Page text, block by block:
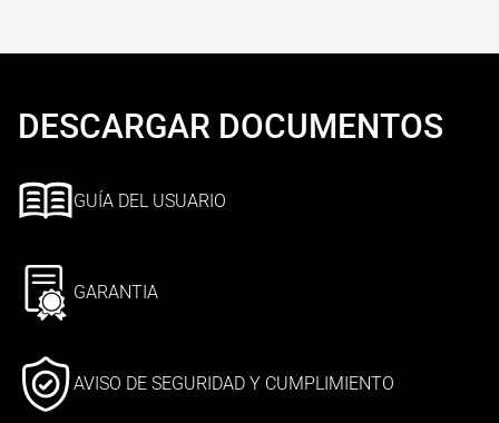
DESCARGAR DOCUMENTOS
GUÍA DEL USUARIO
GARANTIA
AVISO DE SEGURIDAD Y CUMPLIMIENTO